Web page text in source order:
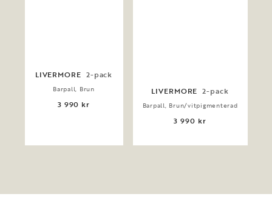
LIVERMORE 2-pack
Barpall, Brun
3 990 kr
LIVERMORE 2-pack
Barpall, Brun/vitpigmenterad
3 990 kr